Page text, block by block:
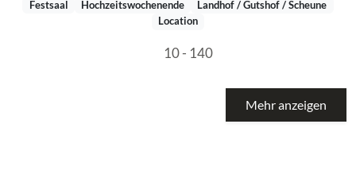
Festsaal Hochzeitswochenende
Landhof / Gutshof / Scheune
Location
10 - 140
Mehr anzeigen